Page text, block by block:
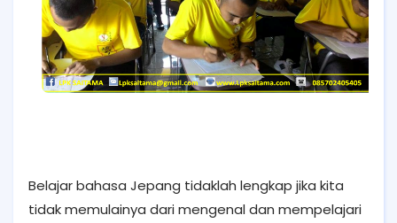
Belajar bahasa Jepang tidaklah lengkap jika kita
tidak memulainya dari mengenal dan mempelajari